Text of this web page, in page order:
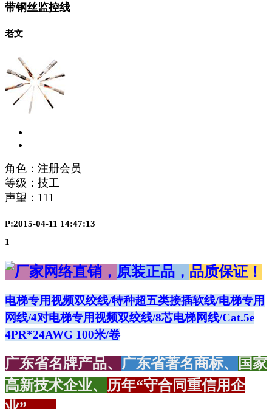
带钢丝监控线
老文
角色：注册会员
等级：技工
声望： 111
P:2015-04-11 14:47:13
1
厂家网络直销， 原装正品， 品质保证！
电梯专用视频双绞线/特种超五类接插软线/电梯专用
网线/4对电梯专用视频双绞线/8芯电梯网线/Cat.5e
4PR*24AWG 100米/卷
广东省名牌产品、 广东省著名商标、
国家
高新技术企业、 历年“守合同重信用企